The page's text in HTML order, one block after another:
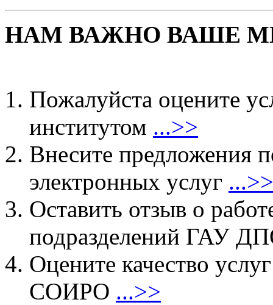
НАМ ВАЖНО ВАШЕ
Пожалуйста оцените
институтом ...>>
Внесите предложения
электронных услуг ...>>
Оставить отзыв о
подразделений ГАУ
Оцените качество
СОИРО ...>>